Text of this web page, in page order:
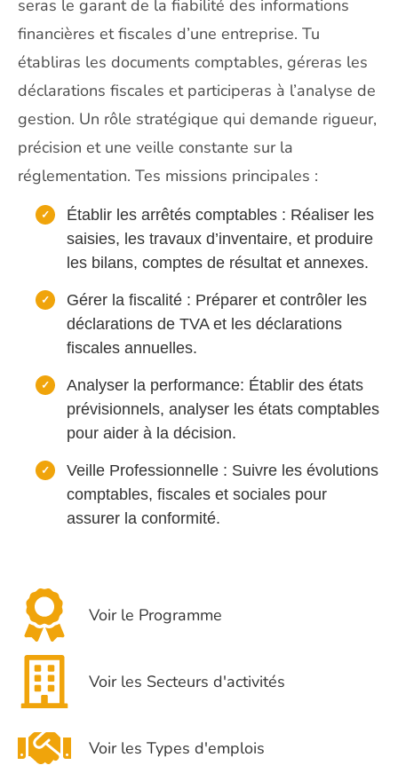
seras le garant de la fiabilité des informations
financières et fiscales d’une entreprise. Tu
établiras les documents comptables, géreras les
déclarations fiscales et participeras à l’analyse de
gestion. Un rôle stratégique qui demande rigueur,
précision et une veille constante sur la
réglementation. Tes missions principales :
Établir les arrêtés comptables : Réaliser les
saisies, les travaux d’inventaire, et produire
les bilans, comptes de résultat et annexes.
Gérer la fiscalité : Préparer et contrôler les
déclarations de TVA et les déclarations
fiscales annuelles.
Analyser la performance: Établir des états
prévisionnels, analyser les états comptables
pour aider à la décision.
Veille Professionnelle : Suivre les évolutions
comptables, fiscales et sociales pour
assurer la conformité.
Voir le Programme
Voir les Secteurs d'activités
Voir les Types d'emplois